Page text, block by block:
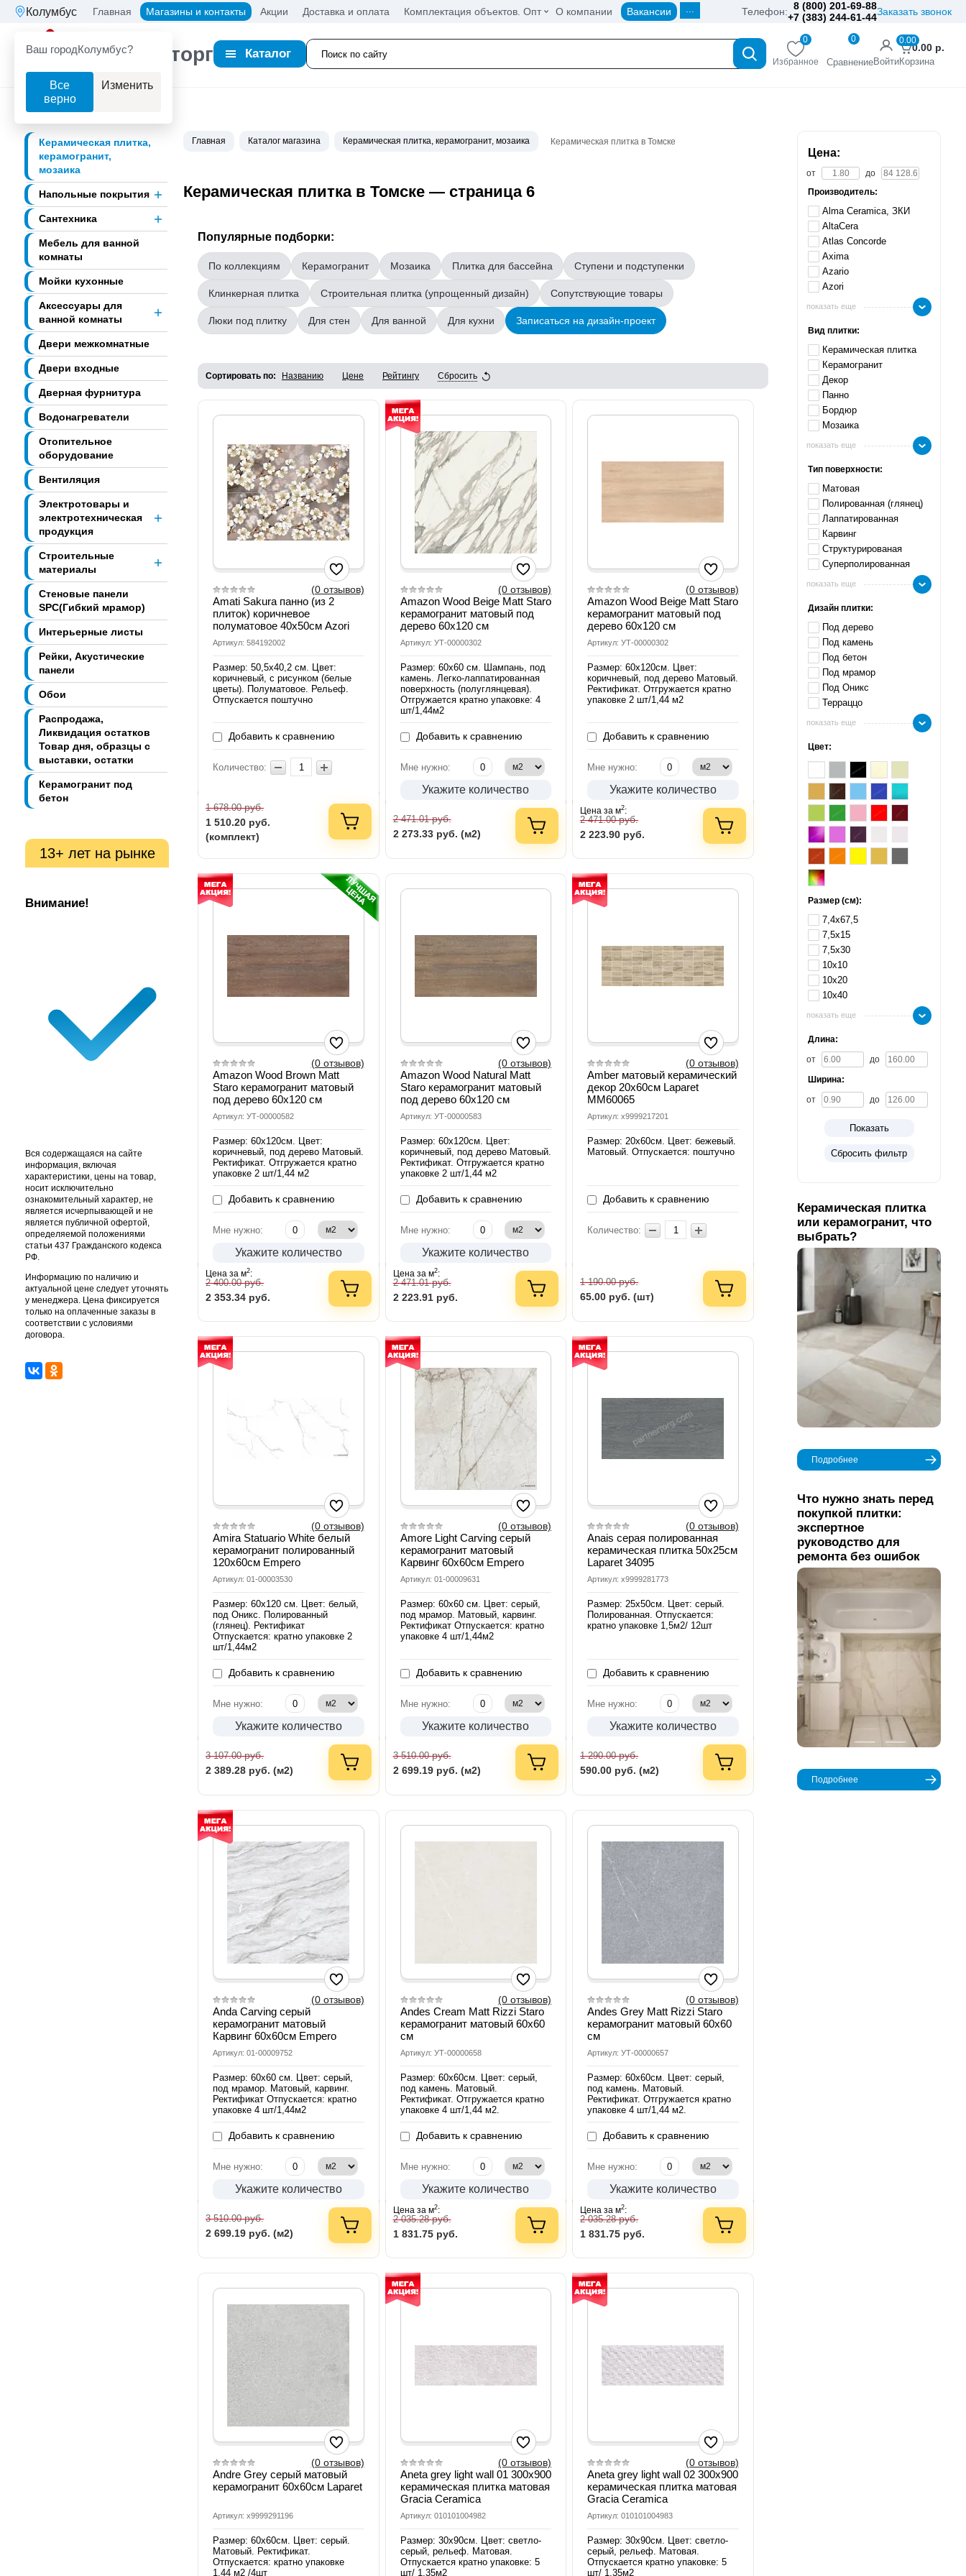
Колумбус
Ваш городКолумбус?
Все
верно
Изменить
Главная Магазины и контакты Акции Доставка и оплата Комплектация объектов. Опт О компании Вакансии Телефон: 8 (800) 201-69-88
+7 (383) 244-61-44Заказать звонок
Партнерторг Каталог
0
Избранное Сравнение
0
Войти
0.00
0.00 р.
Корзина
Керамическая плитка,
керамогранит,
мозаика
Напольные покрытия
Сантехника
Мебель для ванной
комнаты
Мойки кухонные
Аксессуары для
ванной комнаты
Двери межкомнатные
Двери входные
Дверная фурнитура
Водонагреватели
Отопительное
оборудование
Вентиляция
Электротовары и
электротехническая
продукция
Строительные
материалы
Стеновые панели
SPC(Гибкий мрамор)
Интерьерные листы
Рейки, Акустические
панели
Обои
Распродажа,
Ликвидация остатков
Товар дня, образцы с
выставки, остатки
Керамогранит под
бетон
13+ лет на рынке
Внимание!
Вся содержащаяся на сайте
информация, включая
характеристики, цены на товар,
носит исключительно
ознакомительный характер, не
является исчерпывающей и не
является публичной офертой,
определяемой положениями
статьи 437 Гражданского кодекса
РФ.
Информацию по наличию и
актуальной цене следует уточнять
у менеджера. Цена фиксируется
только на оплаченные заказы в
соответствии с условиями
договора.
Главная Каталог магазина Керамическая плитка, керамогранит, мозаика Керамическая плитка в Томске
Керамическая плитка в Томске — страница 6
Популярные подборки:
По коллекциям Керамогранит Мозаика Плитка для бассейна Ступени и подступенки
Клинкерная плитка Строительная плитка (упрощенный дизайн) Сопутствующие товары
Люки под плитку Для стен Для ванной Для кухни Записаться на дизайн-проект
Сортировать по: Названию Цене Рейтингу Сбросить
(0 отзывов)
Amati Sakura панно (из 2
плиток) коричневое
полуматовое 40х50см Azori
Артикул: 584192002
Размер: 50,5х40,2 см. Цвет:
коричневый, с рисунком (белые
цветы). Полуматовое. Рельеф.
Отпускается поштучно
Добавить к сравнению
Количество:
1 678.00руб.
1 510.20 руб.
(комплект)
(0 отзывов)
Amazon Wood Beige Matt Staro
керамогранит матовый под
дерево 60х120 см
Артикул: УТ-00000302
Размер: 60х60 см. Шампань, под
камень. Легко-лаппатированная
поверхность (полуглянцевая).
Отгружается кратно упаковке: 4
шт/1,44м2
Добавить к сравнению
Мне нужно:
Укажите количество
2 471.01руб.
2 273.33 руб. (м2)
(0 отзывов)
Amazon Wood Beige Matt Staro
керамогранит матовый под
дерево 60х120 см
Артикул: УТ-00000302
Размер: 60х120см. Цвет:
коричневый, под дерево Матовый.
Ректификат. Отгружается кратно
упаковке 2 шт/1,44 м2
Добавить к сравнению
Мне нужно:
Укажите количество
Цена за м2:
2 471.00руб.
2 223.90 руб.
(0 отзывов)
Amazon Wood Brown Matt
Staro керамогранит матовый
под дерево 60х120 см
Артикул: УТ-00000582
Размер: 60х120см. Цвет:
коричневый, под дерево Матовый.
Ректификат. Отгружается кратно
упаковке 2 шт/1,44 м2
Добавить к сравнению
Мне нужно:
Укажите количество
Цена за м2:
2 400.00руб.
2 353.34 руб.
(0 отзывов)
Amazon Wood Natural Matt
Staro керамогранит матовый
под дерево 60х120 см
Артикул: УТ-00000583
Размер: 60х120см. Цвет:
коричневый, под дерево Матовый.
Ректификат. Отгружается кратно
упаковке 2 шт/1,44 м2
Добавить к сравнению
Мне нужно:
Укажите количество
Цена за м2:
2 471.01руб.
2 223.91 руб.
(0 отзывов)
Amber матовый керамический
декор 20х60см Laparet
MM60065
Артикул: х9999217201
Размер: 20х60см. Цвет: бежевый.
Матовый. Отпускается: поштучно
Добавить к сравнению
Количество:
1 190.00руб.
65.00 руб. (шт)
(0 отзывов)
Amira Statuario White белый
керамогранит полированный
120х60см Empero
Артикул: 01-00003530
Размер: 60х120 см. Цвет: белый,
под Оникс. Полированный
(глянец). Ректификат
Отпускается: кратно упаковке 2
шт/1,44м2
Добавить к сравнению
Мне нужно:
Укажите количество
3 107.00руб.
2 389.28 руб. (м2)
(0 отзывов)
Amore Light Carving серый
керамогранит матовый
Карвинг 60х60см Empero
Артикул: 01-00009631
Размер: 60х60 см. Цвет: серый,
под мрамор. Матовый, карвинг.
Ректификат Отпускается: кратно
упаковке 4 шт/1,44м2
Добавить к сравнению
Мне нужно:
Укажите количество
3 510.00руб.
2 699.19 руб. (м2)
(0 отзывов)
Anais серая полированная
керамическая плитка 50x25см
Laparet 34095
Артикул: х9999281773
Размер: 25х50см. Цвет: серый.
Полированная. Отпускается:
кратно упаковке 1,5м2/ 12шт
Добавить к сравнению
Мне нужно:
Укажите количество
1 290.00руб.
590.00 руб. (м2)
(0 отзывов)
Anda Carving серый
керамогранит матовый
Карвинг 60х60см Empero
Артикул: 01-00009752
Размер: 60х60 см. Цвет: серый,
под мрамор. Матовый, карвинг.
Ректификат Отпускается: кратно
упаковке 4 шт/1,44м2
Добавить к сравнению
Мне нужно:
Укажите количество
3 510.00руб.
2 699.19 руб. (м2)
(0 отзывов)
Andes Cream Matt Rizzi Staro
керамогранит матовый 60х60
см
Артикул: УТ-00000658
Размер: 60х60см. Цвет: серый,
под камень. Матовый.
Ректификат. Отгружается кратно
упаковке 4 шт/1,44 м2.
Добавить к сравнению
Мне нужно:
Укажите количество
Цена за м2:
2 035.28руб.
1 831.75 руб.
(0 отзывов)
Andes Grey Matt Rizzi Staro
керамогранит матовый 60х60
см
Артикул: УТ-00000657
Размер: 60х60см. Цвет: серый,
под камень. Матовый.
Ректификат. Отгружается кратно
упаковке 4 шт/1,44 м2.
Добавить к сравнению
Мне нужно:
Укажите количество
Цена за м2:
2 035.28руб.
1 831.75 руб.
(0 отзывов)
Andre Grey серый матовый
керамогранит 60x60см Laparet
Артикул: х9999291196
Размер: 60х60см. Цвет: серый.
Матовый. Ректификат.
Отпускается: кратно упаковке
1,44 м2 /4шт
(0 отзывов)
Aneta grey light wall 01 300х900
керамическая плитка матовая
Gracia Ceramica
Артикул: 010101004982
Размер: 30х90см. Цвет: светло-
серый, рельеф. Матовая.
Отпускается кратно упаковке: 5
шт/ 1,35м2
(0 отзывов)
Aneta grey light wall 02 300х900
керамическая плитка матовая
Gracia Ceramica
Артикул: 010101004983
Размер: 30х90см. Цвет: светло-
серый, рельеф. Матовая.
Отпускается кратно упаковке: 5
шт/ 1,35м2
Цена:
от
до
Производитель:
Alma Ceramica, ЗКИ
AltaCera
Atlas Concorde
Axima
Azario
Azori
показать еще
Вид плитки:
Керамическая плитка
Керамогранит
Декор
Панно
Бордюр
Мозаика
показать еще
Тип поверхности:
Матовая
Полированная (глянец)
Лаппатированная
Карвинг
Структурированая
Суперполированная
показать еще
Дизайн плитки:
Под дерево
Под камень
Под бетон
Под мрамор
Под Оникс
Терраццо
показать еще
Цвет:
Размер (см):
7,4х67,5
7,5х15
7,5х30
10х10
10х20
10х40
показать еще
Длина:
от
до
Ширина:
от
до
Показать
Сбросить фильтр
Керамическая плитка
или керамогранит, что
выбрать?
Подробнее
Что нужно знать перед
покупкой плитки:
экспертное
руководство для
ремонта без ошибок
Подробнее